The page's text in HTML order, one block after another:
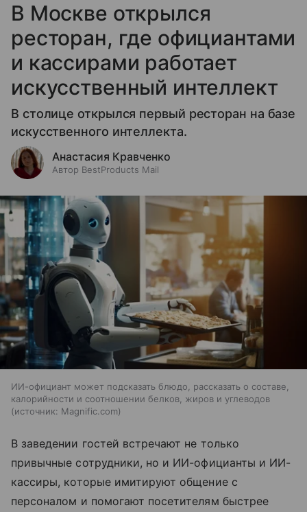
В Москве открылся
ресторан, где официантами
и кассирами работает
искусственный интеллект
В столице открылся первый ресторан на базе
искусственного интеллекта.
Анастасия Кравченко
Автор BestProducts Mail
ИИ-официант может подсказать блюдо, рассказать о составе,
калорийности и соотношении белков, жиров и углеводов
источник: Magnific.com
В заведении гостей встречают не только
привычные сотрудники, но и ИИ-официанты и ИИ-
кассиры, которые имитируют общение с
персоналом и помогают посетителям быстрее